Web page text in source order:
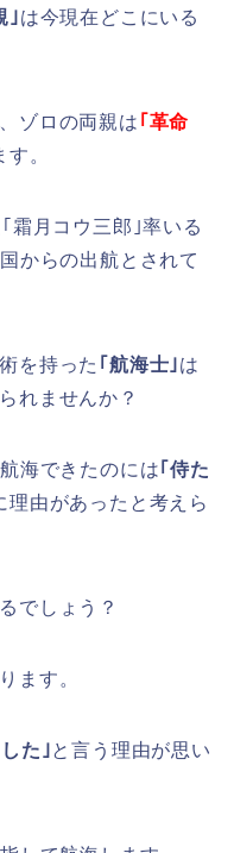
｣ は今現在どこにいる
ゾロの両親は ｢革命
。
霜月コウ三郎｣率いる
からの出航とされて
を持った ｢航海士｣ は
れませんか？
海できたのには｢侍た
理由があったと考えら
でしょう？
ます。
た｣ と言う理由が思い